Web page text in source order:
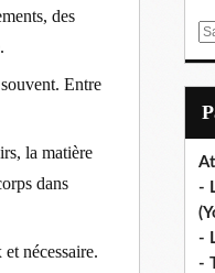
des
Entre
la matière
dans
nécessaire.
E
-
-
-